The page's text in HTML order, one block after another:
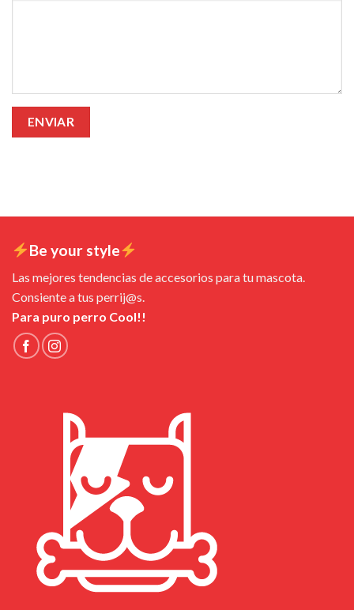
Be your style
Las mejores tendencias de accesorios para tu mascota.
Consiente a tus perrij@s.
Para puro perro Cool!!